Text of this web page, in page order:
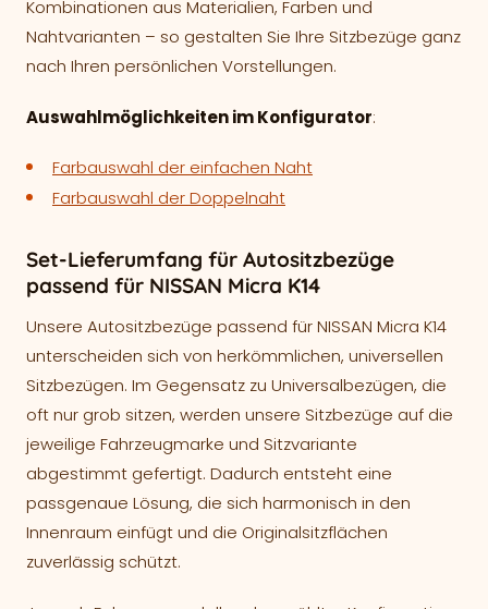
Kombinationen aus Materialien, Farben und
Nahtvarianten – so gestalten Sie Ihre Sitzbezüge ganz
nach Ihren persönlichen Vorstellungen.
Auswahlmöglichkeiten im Konfigurator:
Farbauswahl der einfachen Naht
Farbauswahl der Doppelnaht
Set-Lieferumfang für Autositzbezüge
passend für NISSAN Micra K14
Unsere Autositzbezüge passend für NISSAN Micra K14
unterscheiden sich von herkömmlichen, universellen
Sitzbezügen. Im Gegensatz zu Universalbezügen, die
oft nur grob sitzen, werden unsere Sitzbezüge auf die
jeweilige Fahrzeugmarke und Sitzvariante
abgestimmt gefertigt. Dadurch entsteht eine
passgenaue Lösung, die sich harmonisch in den
Innenraum einfügt und die Originalsitzflächen
zuverlässig schützt.